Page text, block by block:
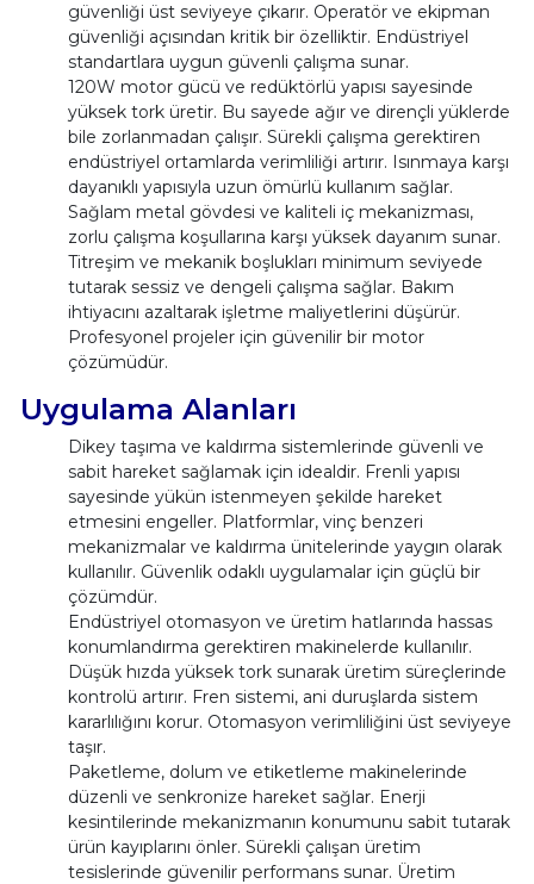
güvenliği üst seviyeye çıkarır. Operatör ve ekipman
güvenliği açısından kritik bir özelliktir. Endüstriyel
standartlara uygun güvenli çalışma sunar.
120W motor gücü ve redüktörlü yapısı sayesinde
yüksek tork üretir. Bu sayede ağır ve dirençli yüklerde
bile zorlanmadan çalışır. Sürekli çalışma gerektiren
endüstriyel ortamlarda verimliliği artırır. Isınmaya karşı
dayanıklı yapısıyla uzun ömürlü kullanım sağlar.
Sağlam metal gövdesi ve kaliteli iç mekanizması,
zorlu çalışma koşullarına karşı yüksek dayanım sunar.
Titreşim ve mekanik boşlukları minimum seviyede
tutarak sessiz ve dengeli çalışma sağlar. Bakım
ihtiyacını azaltarak işletme maliyetlerini düşürür.
Profesyonel projeler için güvenilir bir motor
çözümüdür.
Uygulama Alanları
Dikey taşıma ve kaldırma sistemlerinde güvenli ve
sabit hareket sağlamak için idealdir. Frenli yapısı
sayesinde yükün istenmeyen şekilde hareket
etmesini engeller. Platformlar, vinç benzeri
mekanizmalar ve kaldırma ünitelerinde yaygın olarak
kullanılır. Güvenlik odaklı uygulamalar için güçlü bir
çözümdür.
Endüstriyel otomasyon ve üretim hatlarında hassas
konumlandırma gerektiren makinelerde kullanılır.
Düşük hızda yüksek tork sunarak üretim süreçlerinde
kontrolü artırır. Fren sistemi, ani duruşlarda sistem
kararlılığını korur. Otomasyon verimliliğini üst seviyeye
taşır.
Paketleme, dolum ve etiketleme makinelerinde
düzenli ve senkronize hareket sağlar. Enerji
kesintilerinde mekanizmanın konumunu sabit tutarak
ürün kayıplarını önler. Sürekli çalışan üretim
tesislerinde güvenilir performans sunar. Üretim